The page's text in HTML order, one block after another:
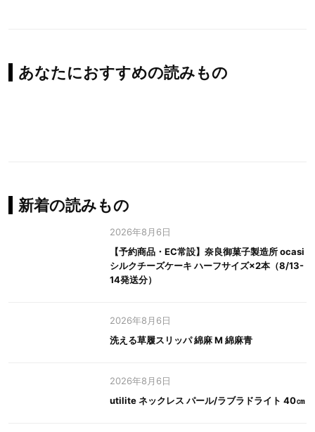
あなたにおすすめの読みもの
新着の読みもの
2026年8月6日
【予約商品・EC常設】奈良御菓子製造所 ocasi
シルクチーズケーキ ハーフサイズ×2本（8/13-
14発送分）
2026年8月6日
洗える草履スリッパ 綿麻 M 綿麻青
2026年8月6日
utilite ネックレス パール/ラブラドライト 40㎝